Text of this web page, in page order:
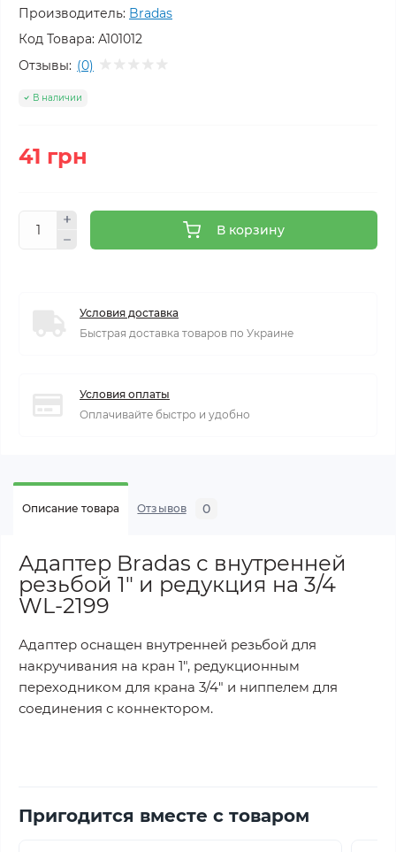
Производитель: Bradas
Код Товара: A101012
Отзывы: (0)
В наличии
41 грн
В корзину
Условия доставка
Быстрая доставка товаров по Украине
Условия оплаты
Оплачивайте быстро и удобно
Описание товара Отзывов 0
Адаптер Bradas с внутренней
резьбой 1" и редукция на 3/4
WL-2199
Адаптер оснащен внутренней резьбой для
накручивания на кран 1", редукционным
переходником для крана 3/4" и ниппелем для
соединения с коннектором.
Пригодится вместе с товаром